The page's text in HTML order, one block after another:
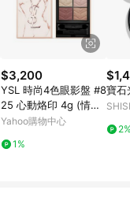
$3,200
YSL 時尚4色眼影盤 #8
25 心動烙印 4g (情人
節奢粉怦然系列)
Yahoo購物中心
1%
寶石